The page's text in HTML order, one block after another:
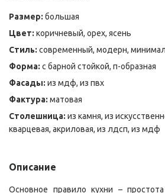
Размер: большая
Цвет: коричневый, орех, ясень
Стиль: современный, модерн,
Форма: с барной стойкой, п-образная
Фасады: из мдф, из пвх
Фактура: матовая
Столешница: из камня, из
кварцевая, акриловая, из лдсп, из мдф
Описание
Основное правило кухни –